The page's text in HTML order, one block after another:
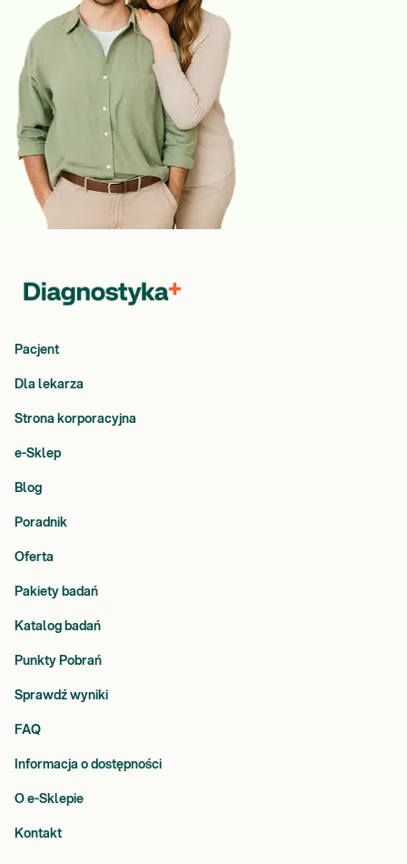
Pacjent
Dla lekarza
Strona korporacyjna
e-Sklep
Blog
Poradnik
Oferta
Pakiety badań
Katalog badań
Punkty Pobrań
Sprawdź wyniki
FAQ
Informacja o dostępności
O e-Sklepie
Kontakt